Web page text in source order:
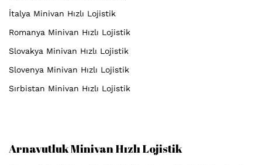
İtalya Minivan Hızlı Lojistik
Romanya Minivan Hızlı Lojistik
Slovakya Minivan Hızlı Lojistik
Slovenya Minivan Hızlı Lojistik
Sırbistan Minivan Hızlı Lojistik
Arnavutluk Minivan Hızlı Lojistik